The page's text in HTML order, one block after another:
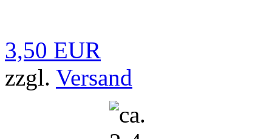
3,50 EUR
zzgl. Versand